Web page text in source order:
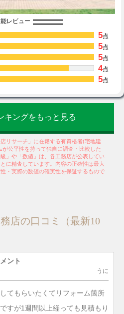
レビュー
5点
5点
5点
4点
5点
キングをもっと見る
リサーチ」に在籍する有資格者(宅地建
公平性を持って独自に調査・比較した
」や「数値」は、各工務店が公表してい
に精査しています。内容の正確性は最大
・実際の数値の確実性を保証するもので
店の口コミ（最新10
ント
うに
てもらいたくてリフォーム箇所
すが1週間以上経っても見積もり